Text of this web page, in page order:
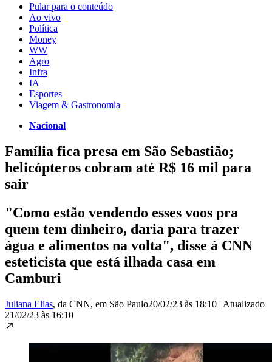
Pular para o conteúdo
Ao vivo
Política
Money
WW
Agro
Infra
IA
Esportes
Viagem & Gastronomia
Nacional
Família fica presa em São Sebastião;
helicópteros cobram até R$ 16 mil para
sair
"Como estão vendendo esses voos pra
quem tem dinheiro, daria para trazer
água e alimentos na volta", disse à CNN
esteticista que está ilhada casa em
Camburi
Juliana Elias, da CNN, em São Paulo20/02/23 às 18:10 | Atualizado
21/02/23 às 16:10